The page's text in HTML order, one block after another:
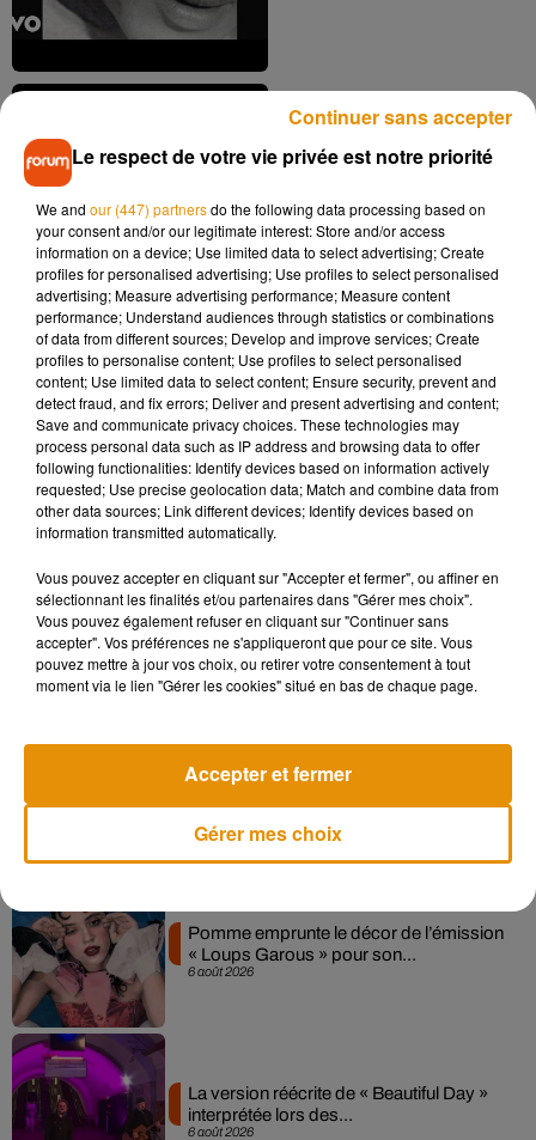
16 mars 2019
grands hommes [Audio]
10 11 12 13 14 15
Musique
7 août 2026
Madonna sort enfin le remix de « Love
Sensation » avec Kylie Minogue
7 août 2026
Angèle et Amélie Lens dévoilent leur
6 août 2026
Pomme emprunte le décor de l’émission
« Loups Garous » pour son...
6 août 2026
La version réécrite de « Beautiful Day »
interprétée lors des...
Le respect de votre vie privée est notre priorité
We and our (447) partnersdo the following data processing based on
your consent and/or our legitimate interest: Store and/or access
information on a device; Use limited data to select advertising; Create
profiles for personalised advertising; Use profiles to select personalised
advertising; Measure advertising performance; Measure content
performance; Understand audiences through statistics or combinations
of data from different sources; Develop and improve services; Create
profiles to personalise content; Use profiles to select personalised
content; Use limited data to select content; Ensure security, prevent and
detect fraud, and fix errors; Deliver and present advertising and content;
Save and communicate privacy choices. These technologies may
process personal data such as IP address and browsing data to offer
following functionalities: Identify devices based on information actively
requested; Use precise geolocation data; Match and combine data from
other data sources; Link different devices; Identify devices based on
information transmitted automatically.
Vous pouvez accepter en cliquant sur "Accepter et fermer", ou affiner en
sélectionnant les finalités et/ou partenaires dans "Gérer mes choix".
Vous pouvez également refuser en cliquant sur "Continuer sans
accepter". Vos préférences ne s'appliqueront que pour ce site. Vous
pouvez mettre à jour vos choix, ou retirer votre consentement à tout
moment via le lien "Gérer les cookies" situé en bas de chaque page.
Gérer mes choix
Accepter et fermer
Continuer sans accepter